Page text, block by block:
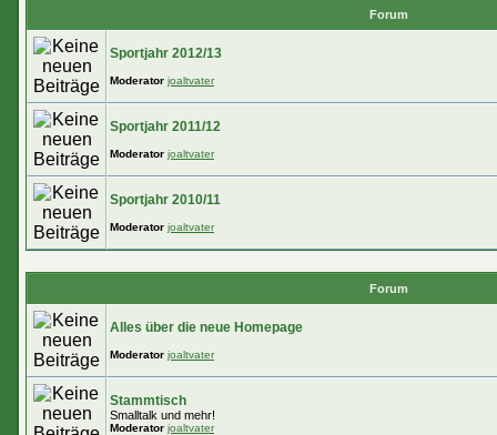
Forum
Sportjahr 2012/13
Moderator joaltvater
Sportjahr 2011/12
Moderator joaltvater
Sportjahr 2010/11
Moderator joaltvater
Forum
Alles über die neue Homepage
Moderator joaltvater
Stammtisch
Smalltalk und mehr!
Moderator joaltvater